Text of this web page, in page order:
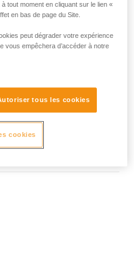
!
tout moment en cliquant sur le lien «
en bas de page du Site.
peut dégrader votre expérience
vous empêchera d’accéder à notre
tous les cookies
cookies